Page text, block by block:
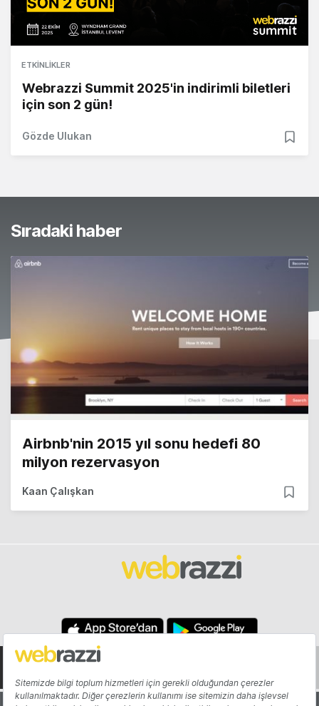
ETKINLIKLER
Webrazzi Summit 2025'in indirimli biletleri
için son 2 gün!
Gözde Ulukan
Sıradaki haber
Airbnb'nin 2015 yıl sonu hedefi 80
milyon rezervasyon
Kaan Çalışkan